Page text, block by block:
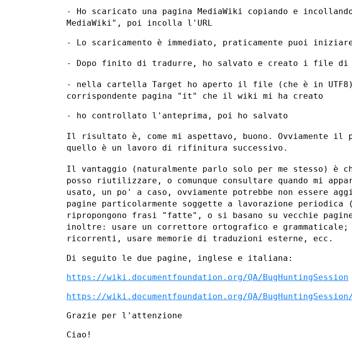
- Ho scaricato una pagina MediaWiki copiando e
MediaWiki", poi incolla l'URL
- Lo scaricamento è immediato, praticamente puoi
- Dopo finito di tradurre, ho salvato e creato i file
- nella cartella Target ho aperto il file (che è in
corrispondente pagina "it" che il wiki mi ha creato
- ho controllato l'anteprima, poi ho salvato
Il risultato è, come mi aspettavo, buono. Ovviamente il
quello è un lavoro di rifinitura successivo.
Il vantaggio (naturalmente parlo solo per me stesso) è
posso riutilizzare, o comunque consultare quando mi
usato, un po' a caso, ovviamente potrebbe non essere
pagine particolarmente soggette a lavorazione periodica
ripropongono frasi "fatte", o si basano su vecchie
inoltre: usare un correttore ortografico e grammaticale;
ricorrenti, usare memorie di traduzioni esterne, ecc.
Di seguito le due pagine, inglese e italiana:
https://wiki.documentfoundation.org/QA/BugHuntingSession
https://wiki.documentfoundation.org/QA/
Grazie per l'attenzione
Ciao!